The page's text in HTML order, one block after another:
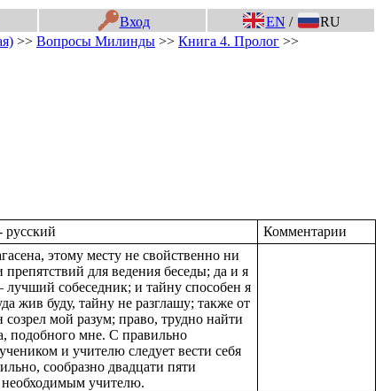
Вход EN /
RU
>> Вопросы Милинды >> Книга 4. Пролог >>
Комментарии
этому месту не свойственно ни
препятствий для ведения беседы; да и я
лучший собеседник; и тайну способен я
жив буду, тайну не разглашу; также от
мой разум; право, трудно найти
подобного мне. С правильно
и учителю следует вести себя
сообразно двадцати пяти
необходимым учителю.